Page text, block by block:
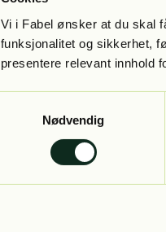
Vi i Fabel ønsker at du skal
funksjonalitet og sikkerhet,
presentere relevant innhold
Nødvendig
Application